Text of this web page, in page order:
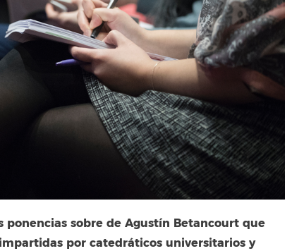
sobre de Agustín Betancourt que
por catedráticos universitarios y